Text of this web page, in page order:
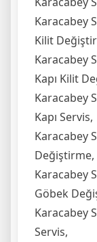
Karacabey
Kilit
Karacabey
Kapı Kilit
Karacabey
Kapı Servis,
Karacabey
Değiştirme,
Karacabey
Göbek
Karacabey
Servis,